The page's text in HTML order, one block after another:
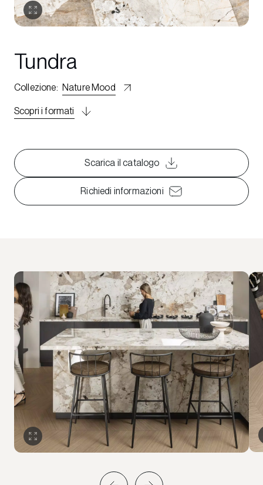
Tundra
Collezione: Nature Mood
Scopri i formati
Scarica il catalogo
Richiedi informazioni